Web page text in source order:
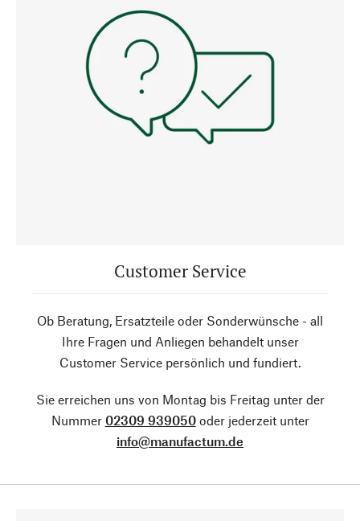
Customer Service
Ob Beratung, Ersatzteile oder Sonderwünsche - all
Ihre Fragen und Anliegen behandelt unser
Customer Service persönlich und fundiert.
Sie erreichen uns von Montag bis Freitag unter der
Nummer 02309 939050oder jederzeit unter
info@manufactum.de